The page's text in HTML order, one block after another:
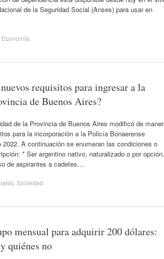
de la Seguridad Social (Anses) para usar en
Economía
requisitos para ingresar a la
de Buenos Aires?
de la Provincia de Buenos Aires modificó de
para la incorporación a la Policía Bonaerense
2022. A continuación se enumeran las condiciones o
* Ser argentino nativo, naturalizado o por opción.
de aspirantes a cadetes…
Sociedad
mensual para adquirir 200 dólares:
quiénes no